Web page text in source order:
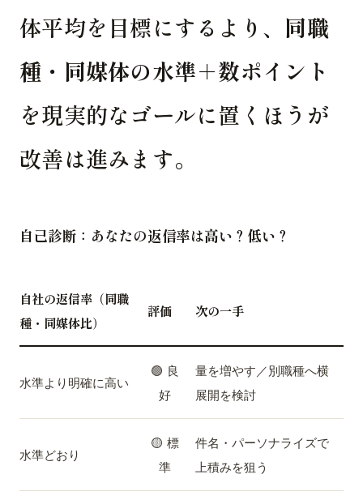
体平均を目標にするより、 同職
種・同媒体の水準＋数ポイント
を現実的なゴールに置くほうが
改善は進みます。
自己診断：あなたの返信率は高い？低い？
自社の返信率（同職
種・同媒体比）
評価 次の一手
水準より明確に高い
🟢 良
好
量を増やす／別職種へ横
展開を検討
水準どおり
🟡 標
準
件名・パーソナライズで
上積みを狙う